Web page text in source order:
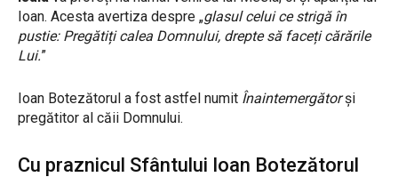
Ioan. Acesta avertiza despre „glasul celui ce strigă în
pustie: Pregătiți calea Domnului, drepte să faceți cărările
Lui.”
Ioan Botezătorul a fost astfel numit Înaintemergătorşi
pregătitor al căii Domnului.
Cu praznicul Sfântului Ioan Botezătorul